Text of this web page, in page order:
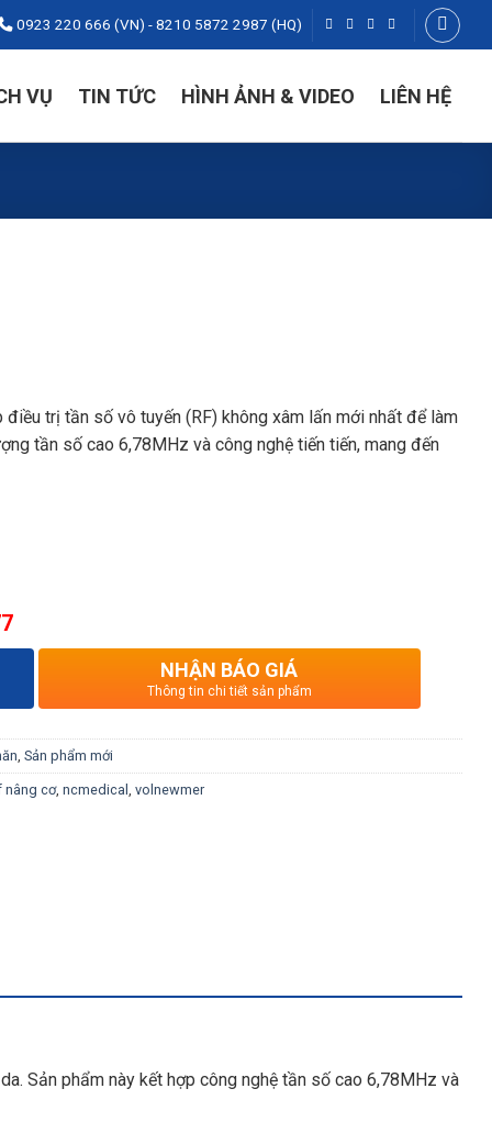
0923 220 666 (VN) - 8210 5872 2987 (HQ)
VỤ TIN TỨC HÌNH ẢNH & VIDEO LIÊN HỆ
trị tần số vô tuyến (RF) không xâm lấn mới nhất để làm
tần số cao 6,78MHz và công nghệ tiến tiến, mang đến
NHẬN BÁO GIÁ
Thông tin chi tiết sản phẩm
, Sản phẩm mới
nâng cơ, ncmedical , volnewmer
Sản phẩm này kết hợp công nghệ tần số cao 6,78MHz và